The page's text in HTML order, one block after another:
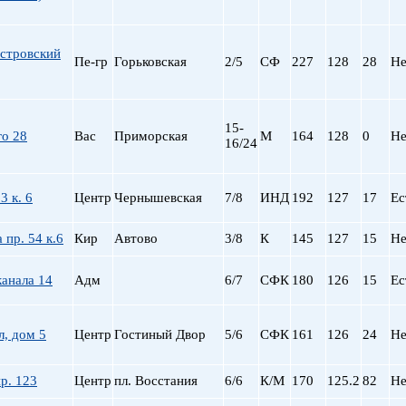
Пе-гр Горьковская 2/5 СФ 227 128 28
28 Вас Приморская
15-
16/24М 164 128 0
к. 6 Центр Чернышевская 7/8 ИНД 192 127 17
54 к.6 Кир Автово 3/8 К 145 127 15
14 Адм 6/7 СФК 180 126 15
дом 5 Центр Гостиный Двор 5/6 СФК 161 126 24
123 Центр пл. Восстания 6/6 К/М 170 125.2 82